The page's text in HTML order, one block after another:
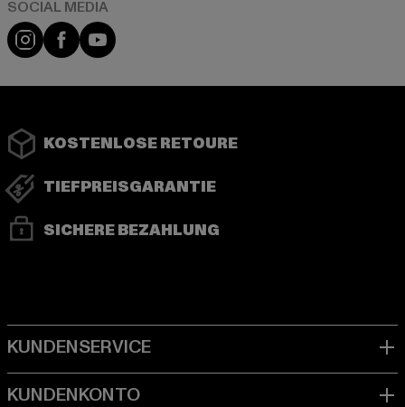
Instagram
FacebookYouTube
KOSTENLOSE RETOURE
TIEFPREISGARANTIE
SICHERE BEZAHLUNG